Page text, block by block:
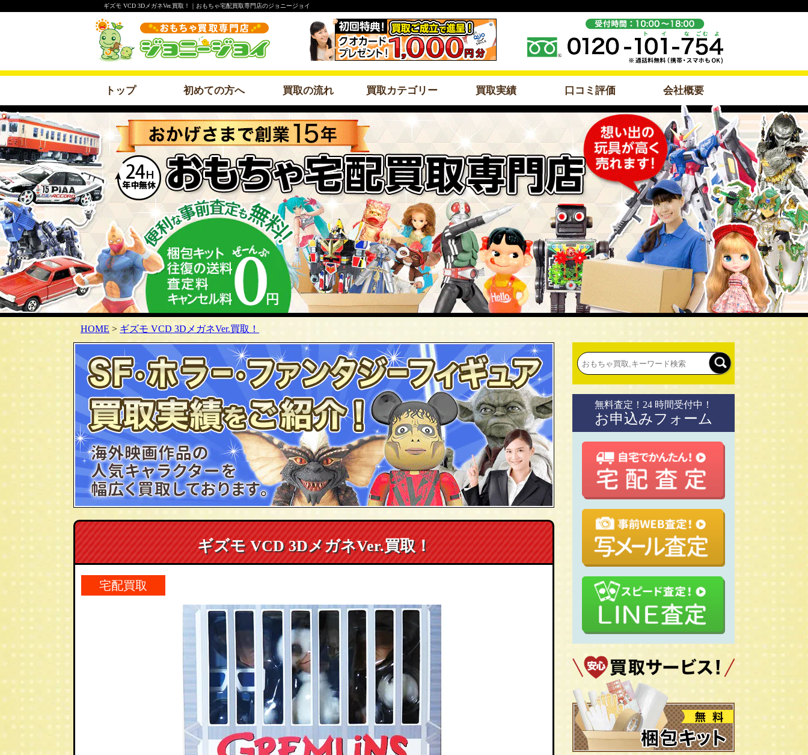
ギズモ VCD 3DメガネVer.買取！｜おもちゃ宅配買取専門店のジョニージョイ
トップ 初めての方へ 買取の流れ 買取カテゴリー 買取実績 口コミ評価 会社概要
HOME > ギズモ VCD 3DメガネVer.買取！
ギズモ VCD 3DメガネVer.買取！
宅配買取
無料査定！24 時間受付中！
お申込みフォーム